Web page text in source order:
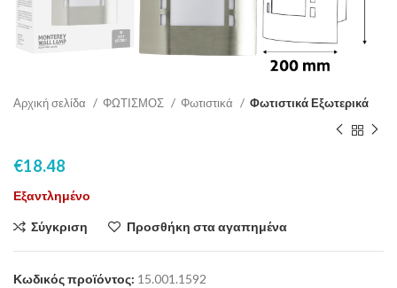
Αρχική σελίδα ΦΩΤΙΣΜΟΣ Φωτιστικά Φωτιστικά Εξωτερικά
€18.48
Εξαντλημένο
Σύγκριση Προσθήκη στα αγαπημένα
Κωδικός προϊόντος: 15.001.1592